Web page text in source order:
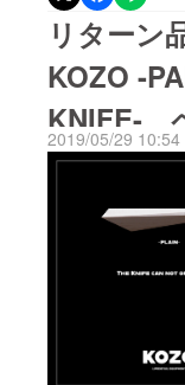
とみ」から。15
す。削りやすい
フも付いてます
と少しになりま
まで頑張りま
たします。
リターン
KOZO -
KNIFE-
ナイフ
ました！
2019/05/29 10:54